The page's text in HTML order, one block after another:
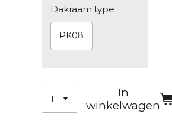
Dakraam type
PK08
In
winkelwagen